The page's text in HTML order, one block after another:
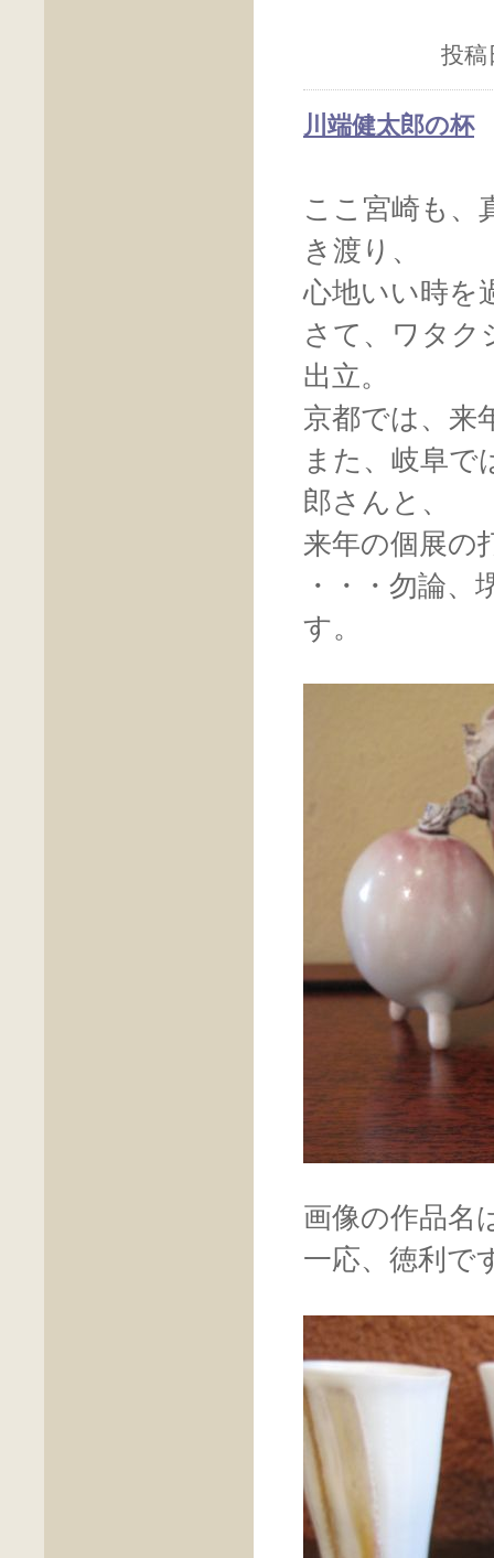
投稿
川端健太郎の杯
ここ宮崎も、
き渡り、
心地いい時を
さて、ワタク
出立。
京都では、来
また、岐阜で
郎さんと、
来年の個展の
・・・勿論
す。
画像の作品名
一応、徳利で